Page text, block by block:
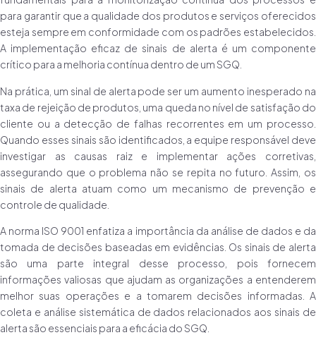
para garantir que a qualidade dos produtos e serviços oferecidos
esteja sempre em conformidade com os padrões estabelecidos.
A implementação eficaz de sinais de alerta é um componente
crítico para a melhoria contínua dentro de um SGQ.
Na prática, um sinal de alerta pode ser um aumento inesperado na
taxa de rejeição de produtos, uma queda no nível de satisfação do
cliente ou a detecção de falhas recorrentes em um processo.
Quando esses sinais são identificados, a equipe responsável deve
investigar as causas raiz e implementar ações corretivas,
assegurando que o problema não se repita no futuro. Assim, os
sinais de alerta atuam como um mecanismo de prevenção e
controle de qualidade.
A norma ISO 9001 enfatiza a importância da análise de dados e da
tomada de decisões baseadas em evidências. Os sinais de alerta
são uma parte integral desse processo, pois fornecem
informações valiosas que ajudam as organizações a entenderem
melhor suas operações e a tomarem decisões informadas. A
coleta e análise sistemática de dados relacionados aos sinais de
alerta são essenciais para a eficácia do SGQ.